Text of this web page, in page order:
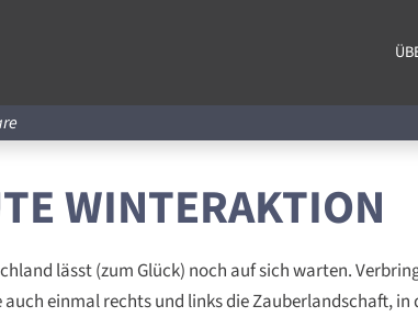
WINTERAKTION
lässt (zum Glück) noch auf sich warten.
einmal rechts und links die Zauberlandschaft, in